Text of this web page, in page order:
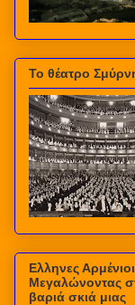
Το θέατρο
Ελληνες
Μεγαλώνοντας
βαριά σκιά μιας